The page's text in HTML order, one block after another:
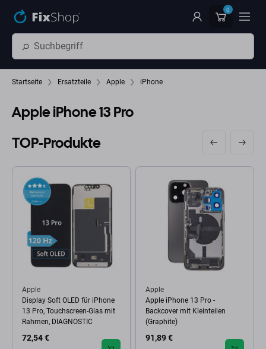
0
Startseite Ersatzteile Apple iPhone
Apple iPhone 13 Pro
TOP-Produkte
Apple
Display Soft OLED für iPhone
13 Pro, Touchscreen-Glas mit
Rahmen, DIAGNOSTIC
72,54 €
Apple
Apple iPhone 13 Pro -
Backcover mit Kleinteilen
(Graphite)
91,89 €